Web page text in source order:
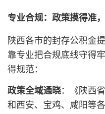
专业合规：政策摸得准
陕西各市的封存公积金
靠专业把合规底线守得
得规范：
政策全域通晓：《陕西
和西安、宝鸡、咸阳等